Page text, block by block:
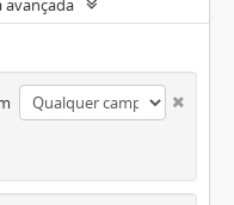
avançada